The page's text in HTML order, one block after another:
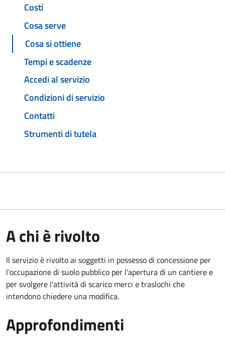
Costi
Cosa serve
Cosa si ottiene
Tempi e scadenze
Accedi al servizio
Condizioni di servizio
Contatti
Strumenti di tutela
A chi è rivolto
Il servizio è rivolto ai soggetti in possesso di concessione per
l'occupazione di suolo pubblico per l'apertura di un cantiere e
per svolgere l'attività di scarico merci e traslochi che
intendono chiedere una modifica.
Approfondimenti